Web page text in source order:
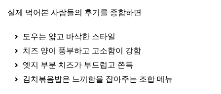
실제 먹어본 사람들의 후기를 종합하면
도우는 얇고 바삭한 스타일
치즈 양이 풍부하고 고소함이 강함
엣지 부분 치즈가 부드럽고 쫀득
김치볶음밥은 느끼함을 잡아주는 조합 메뉴